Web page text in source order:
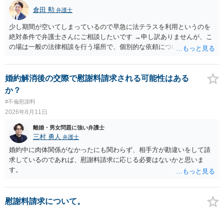
倉田 勲 弁護士
少し期間が空いてしまっているので早急に法テラスを利用というのを
絶対条件で弁護士さんにご相談したいです →申し訳ありませんが、こ
の場は一般の法律相談を行う場所で、個別的な依頼についてやり取り
うことでしたら、ココナラ法律相談の「弁護士検索」で法テラス利用
可能な弁護士に直接お問い合わせください。
婚約解消後の交際で慰謝料請求される可能性はある
か？
#不倫慰謝料
2026年8月11日
離婚・男女問題に強い弁護士
三村 勇人 弁護士
婚約中に肉体関係がなかったにも関わらず、相手方が勘違いをして請
求しているのであれば、慰謝料請求に応じる必要はないかと思いま
す。
慰謝料請求について。